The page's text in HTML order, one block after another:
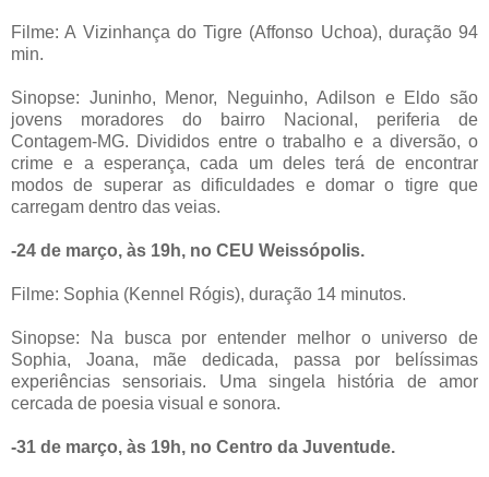
Filme: A Vizinhança do Tigre (Affonso Uchoa), duração 94
min.
Sinopse: Juninho, Menor, Neguinho, Adilson e Eldo são
jovens moradores do bairro Nacional, periferia de
Contagem-MG. Divididos entre o trabalho e a diversão, o
crime e a esperança, cada um deles terá de encontrar
modos de superar as dificuldades e domar o tigre que
carregam dentro das veias.
-24 de março, às 19h, no CEU Weissópolis.
Filme: Sophia (Kennel Rógis), duração 14 minutos.
Sinopse: Na busca por entender melhor o universo de
Sophia, Joana, mãe dedicada, passa por belíssimas
experiências sensoriais. Uma singela história de amor
cercada de poesia visual e sonora.
-31 de março, às 19h, no Centro da Juventude.